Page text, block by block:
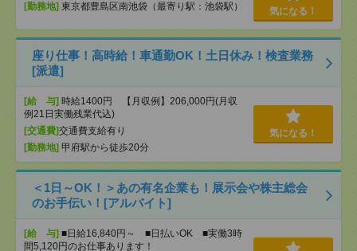
[勤務地] 東京都豊島区南池袋（最寄り駅：池袋駅） 気になる！
座り仕事！高時給！車通勤OK！土日休み！検査業務
[派遣]
[給 与] 時給1400円 【月収例】206,000円(月収
例21日実働残業代込)
[交通費]交通費支給有り
[勤務地] 甲府駅から徒歩20分
気になる！
＜1日～OK！＞あの有名企業も！展示会や株主総会
のお手伝い！[アルバイト]
[給 与] ■日給16,840円～ ■日払いOK ■実働3時
間5,120円のお仕事あります！